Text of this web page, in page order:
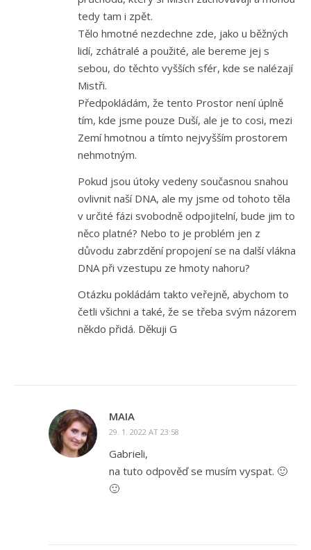
tedy tam i zpět.
Tělo hmotné nezdechne zde, jako u běžných
lidí, zchátralé a použité, ale bereme jej s
sebou, do těchto vyšších sfér, kde se nalézají
Mistři.
Předpokládám, že tento Prostor není úplně
tím, kde jsme pouze Duší, ale je to cosi, mezi
Zemí hmotnou a tímto nejvyšším prostorem
nehmotným.
Pokud jsou útoky vedeny současnou snahou
ovlivnit naší DNA, ale my jsme od tohoto těla
v určité fázi svobodně odpojitelní, bude jim to
něco platné? Nebo to je problém jen z
důvodu zabrzdění propojení se na další vlákna
DNA při vzestupu ze hmoty nahoru?
Otázku pokládám takto veřejně, abychom to
četli všichni a také, že se třeba svým názorem
někdo přidá. Děkuji G
MAIA
29. 1. 2022 AT 23:58
Gabrieli,
na tuto odpověď se musím vyspat. 🙂
🙂